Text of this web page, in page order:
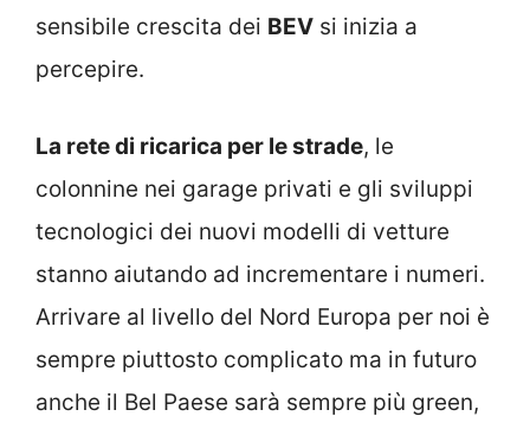
sensibile crescita dei BEV si inizia a
percepire.
La rete di ricarica per le strade, le
colonnine nei garage privati e gli sviluppi
tecnologici dei nuovi modelli di vetture
stanno aiutando ad incrementare i numeri.
Arrivare al livello del Nord Europa per noi è
sempre piuttosto complicato ma in futuro
anche il Bel Paese sarà sempre più green,